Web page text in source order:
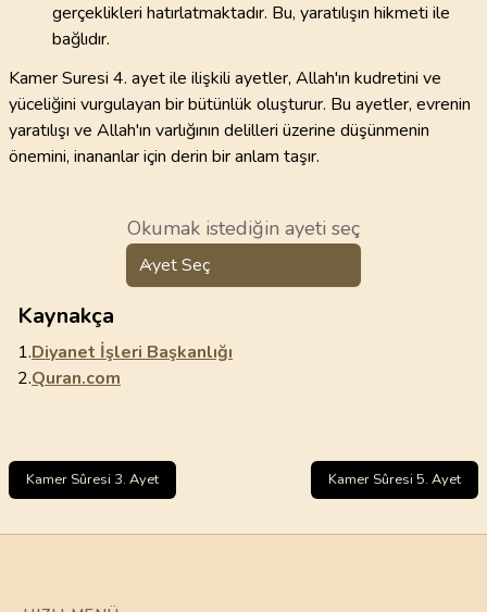
gerçeklikleri hatırlatmaktadır. Bu, yaratılışın hikmeti ile
bağlıdır.
Kamer Suresi 4. ayet ile ilişkili ayetler, Allah'ın kudretini ve
yüceliğini vurgulayan bir bütünlük oluşturur. Bu ayetler, evrenin
yaratılışı ve Allah'ın varlığının delilleri üzerine düşünmenin
önemini, inananlar için derin bir anlam taşır.
Okumak istediğin ayeti seç
Ayet Seç
Kaynakça
1.Diyanet İşleri Başkanlığı
2.Quran.com
Kamer Sûresi 3. Ayet Kamer Sûresi 5. Ayet